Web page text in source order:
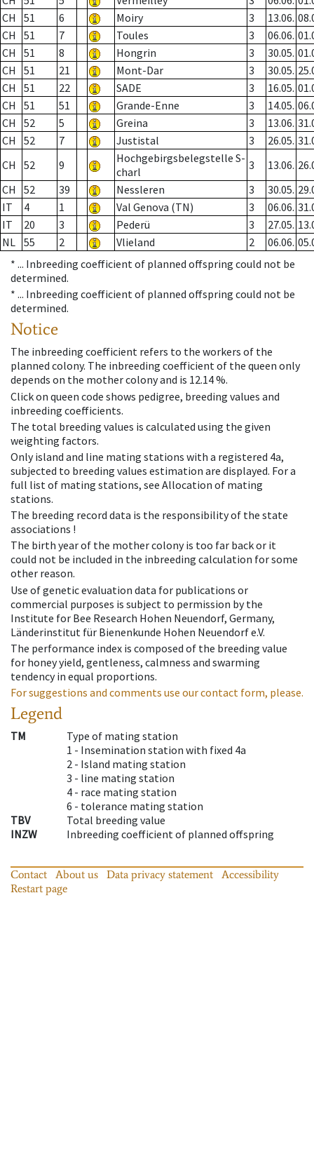
CH
51 6 Moiry 3 13.06.
CH
51 7 Toules 3 06.06.
CH
51 8 Hongrin 3 30.05.
CH
51 21 Mont-Dar 3 30.05.
CH
51 22 SADE 3 16.05.
CH
51 51 Grande-Enne 3 14.05.
CH
52 5 Greina 3 13.06.
CH
52 7 Justistal 3 26.05.
CH
52 9
Hochgebirgsbelegstelle S-
charl
3 13.06.
CH
52 39 Nessleren 3 30.05.
IT
4 1 Val Genova (TN) 3 06.06.
IT
20 3 Pederü 3 27.05.
NL 55 2 Vlieland 2 06.06.
* ... Inbreeding coefficient of planned offspring could not be
determined.
* ... Inbreeding coefficient of planned offspring could not be
determined.
Notice
The inbreeding coefficient refers to the workers of the
planned colony. The inbreeding coefficient of the queen only
depends on the mother colony and is 12.14 %.
Click on queen code shows pedigree, breeding values and
inbreeding coefficients.
The total breeding values is calculated using the given
weighting factors.
Only island and line mating stations with a registered 4a,
subjected to breeding values estimation are displayed. For a
full list of mating stations, see Allocation of mating
stations.
The breeding record data is the responsibility of the state
associations !
The birth year of the mother colony is too far back or it
could not be included in the inbreeding calculation for some
other reason.
Use of genetic evaluation data for publications or
commercial purposes is subject to permission by the
Institute for Bee Research Hohen Neuendorf, Germany,
Länderinstitut für Bienenkunde Hohen Neuendorf e.V.
The performance index is composed of the breeding value
for honey yield, gentleness, calmness and swarming
tendency in equal proportions.
For suggestions and comments use our contact form, please.
Legend
TM
Type of mating station
1 - Insemination station with fixed 4a
2 - Island mating station
3 - line mating station
4 - race mating station
6 - tolerance mating station
TBV
Total breeding value
INZW
Inbreeding coefficient of planned offspring
Contact About us Data privacy statement
Accessibility
Restart page